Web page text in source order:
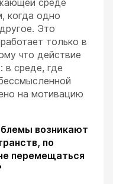
когда одно
Это
только в
что действие
в среде, где
на мотивацию
возникают
по
перемещаться